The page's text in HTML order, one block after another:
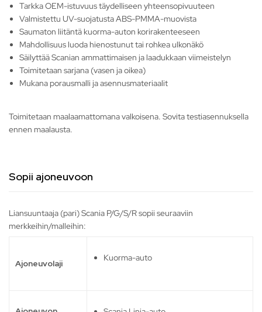
Tarkka OEM-istuvuus täydelliseen yhteensopivuuteen
Valmistettu UV-suojatusta ABS-PMMA-muovista
Saumaton liitäntä kuorma-auton korirakenteeseen
Mahdollisuus luoda hienostunut tai rohkea ulkonäkö
Säilyttää Scanian ammattimaisen ja laadukkaan viimeistelyn
Toimitetaan sarjana (vasen ja oikea)
Mukana porausmalli ja asennusmateriaalit
Toimitetaan maalaamattomana valkoisena. Sovita testiasennuksella
ennen maalausta.
Sopii ajoneuvoon
Liansuuntaaja (pari) Scania P/G/S/R sopii seuraaviin
merkkeihin/malleihin:
Ajoneuvolaji
Kuorma-auto